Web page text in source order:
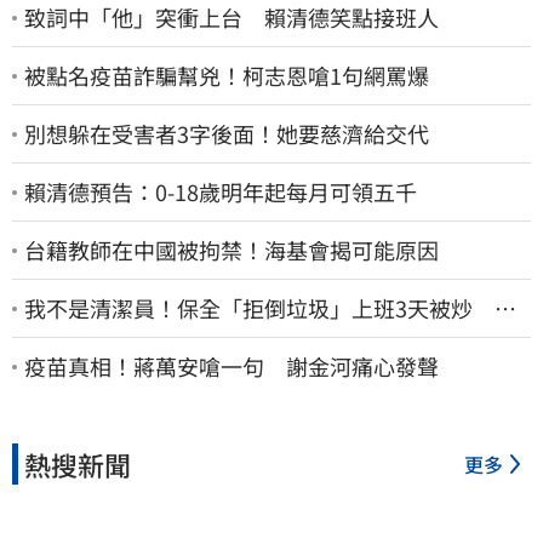
致詞中「他」突衝上台 賴清德笑點接班人
被點名疫苗詐騙幫兇！柯志恩嗆1句網罵爆
別想躲在受害者3字後面！她要慈濟給交代
賴清德預告：0-18歲明年起每月可領五千
台籍教師在中國被拘禁！海基會揭可能原因
我不是清潔員！保全「拒倒垃圾」上班3天被炒 找
法院討公道結果出爐
疫苗真相！蔣萬安嗆一句 謝金河痛心發聲
熱搜新聞 更多